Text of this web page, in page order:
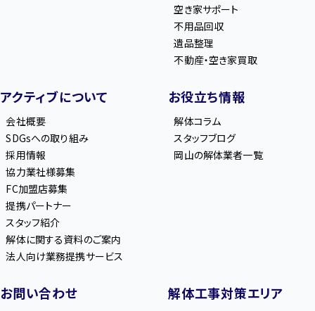
空き家サポート
不用品回収
遺品整理
不動産・空き家買取
アクティブについて
会社概要
SDGsへの取り組み
採用情報
協力業社様募集
FC加盟店募集
提携パートナー
スタッフ紹介
解体に関する資料のご案内
法人向け業務提携サービス
お役立ち情報
解体コラム
スタッフブログ
岡山の解体業者一覧
お問い合わせ 解体工事対策エリア